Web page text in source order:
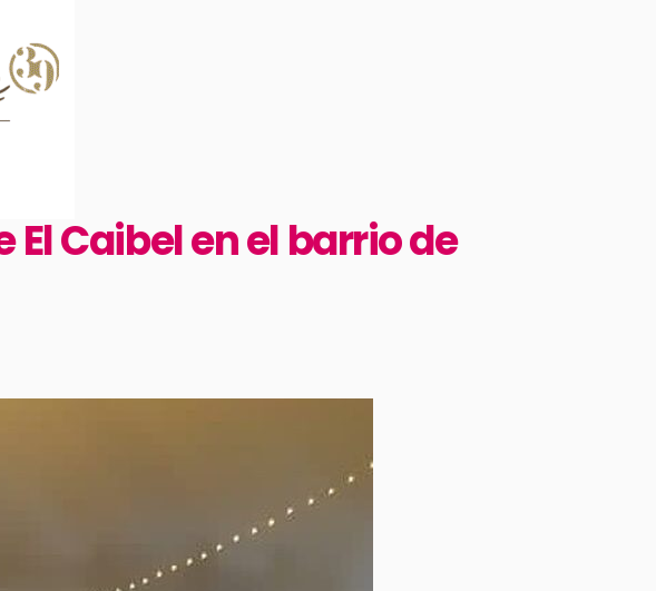
Caibel en el barrio de